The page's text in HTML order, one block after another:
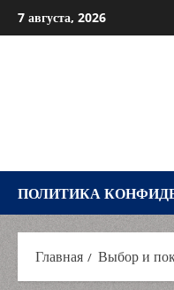
Перейти
к
7 августа, 2026
ПОЛИТИКА
Главная Выбор и